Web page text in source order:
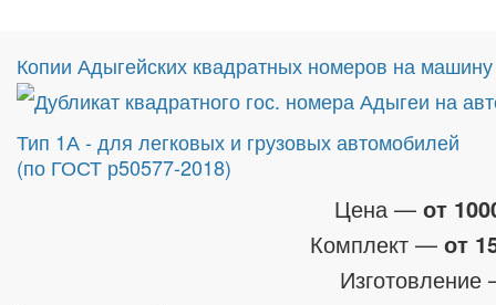
Копии Адыгейских квадратных номеров на машину
Тип 1А - для легковых и грузовых автомобилей
(по ГОСТ р50577-2018)
Цена — от
Комплект — от